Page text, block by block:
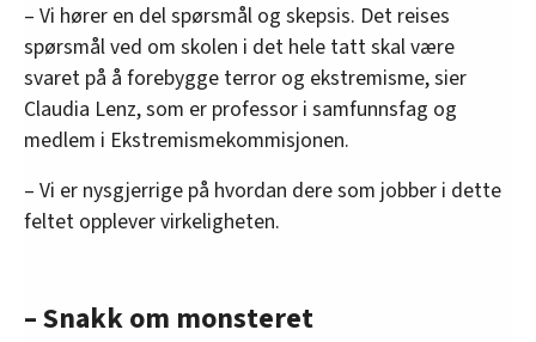
– Vi hører en del spørsmål og skepsis. Det reises
spørsmål ved om skolen i det hele tatt skal være
svaret på å forebygge terror og ekstremisme, sier
Claudia Lenz, som er professor i samfunnsfag og
medlem i Ekstremismekommisjonen.
– Vi er nysgjerrige på hvordan dere som jobber i dette
feltet opplever virkeligheten.
– Snakk om monsteret